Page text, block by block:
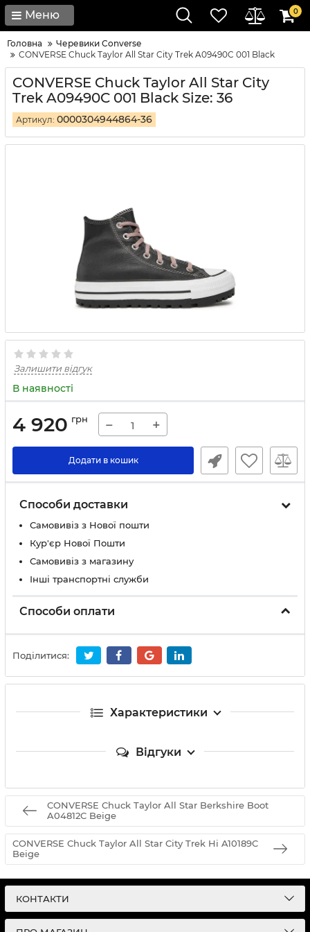
Меню 0
Головна
Черевики Converse
CONVERSE Chuck Taylor All Star City Trek A09490C 001 Black
CONVERSE Chuck Taylor All Star City
Trek A09490C 001 Black Size: 36
Артикул: 0000304944864-36
Залишити відгук
В наявності
4 920 грн − +
Додати в кошик
Способи доставки
Самовивіз з Нової пошти
Кур'єр Нової Пошти
Самовивіз з магазину
Інші транспортні служби
Способи оплати
Поділитися:
Характеристики
Відгуки
CONVERSE Chuck Taylor All Star Berkshire Boot
A04812C Beige
CONVERSE Chuck Taylor All Star City Trek Hi A10189C
Beige
КОНТАКТИ